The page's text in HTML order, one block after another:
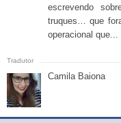
escrevendo
truques… que
operacional que...
Camila Baiona